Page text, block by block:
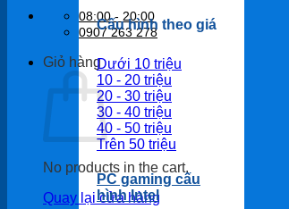
08:00 - 20:00
0907 263 278
Giỏ hàng
No products in the cart.
Quay lại cửa hàng
Cấu hình theo giá
Dưới 10 triệu
10 - 20 triệu
20 - 30 triệu
30 - 40 triệu
40 - 50 triệu
Trên 50 triệu
PC gaming cấu
hình Intel